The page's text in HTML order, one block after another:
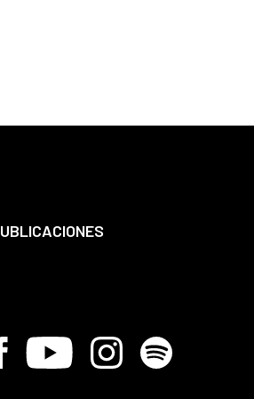
Youtube InstagramSpotify